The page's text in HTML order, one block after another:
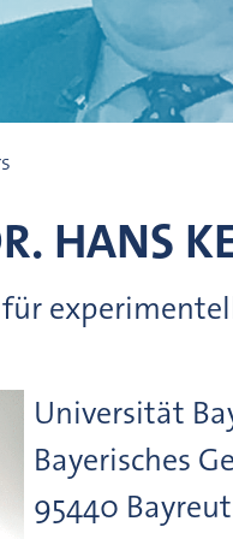
HANS
für
Universität
Bayerisches
95440